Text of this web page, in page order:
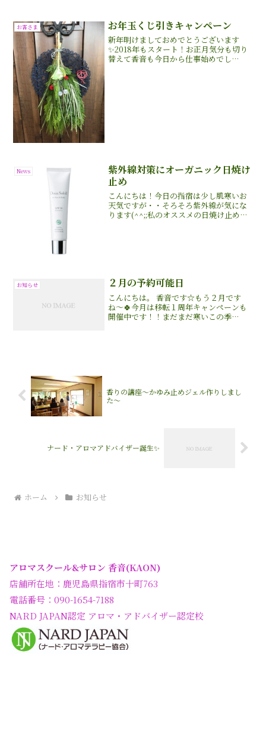
ザー集中コースに受講されました。
お客さま お年玉くじ引きキャンペーン
新年明けましておめでとうございます
✨2018年もスタート！お正月気分も切り
替えて香音も今日から仕事始めでし
News
紫外線対策にオーガニック日焼け
止め
こんにちは！今日の指宿は少し肌寒いお
天気ですが・・そろそろ紫外線が気にな
ります(^^;;私のオススメの日焼け止めは
お知らせ ２月の予約可能日
こんにちは。 香音です☆もう２月です
ね〜🍀今月は移転１周年キャンペーンも
開催中です！！まだまだ寒いこの季
香りの講座〜かゆみ止めジェル作りしまし
た〜
ナード・アロマアドバイザー誕生✨
ホーム お知らせ
アロマスクール&サロン 香音(KAON)
店舗所在地：鹿児島県指宿市十町763
電話番号：090-1654-7188
NARD JAPAN認定 アロマ・アドバイザー認定校